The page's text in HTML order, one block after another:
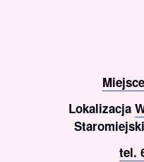
Lokalizacja
tel.